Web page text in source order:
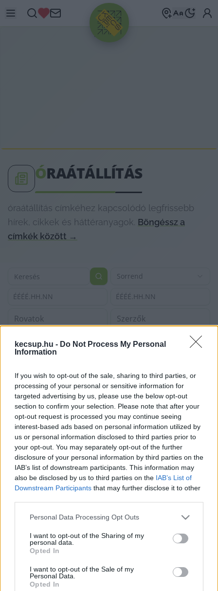
kecsup.hu - Do Not Process My Personal
Information
If you wish to opt-out of the sale, sharing to third parties, or
processing of your personal or sensitive information for
targeted advertising by us, please use the below opt-out
section to confirm your selection. Please note that after your
opt-out request is processed you may continue seeing
interest-based ads based on personal information utilized by
us or personal information disclosed to third parties prior to
your opt-out. You may separately opt-out of the further
disclosure of your personal information by third parties on the
IAB’s list of downstream participants. This information may
also be disclosed by us to third parties on the IAB’s List of
Downstream Participants that may further disclose it to other
Please note that this website/app uses one or more Google
not limited to your visit or usage behaviour. You may click to
grant or deny consent to Google and its third-party tags to
use your data for below specified purposes in below Google
consent section.
Personal Data Processing Opt Outs
I want to opt-out of the Sharing of my
personal data.
Opted In
I want to opt-out of the Sale of my
Personal Data.
Opted In
HIRDETÉS
ÓRAÁTÁLLÍTÁS
óraátállítás címkéhez kapcsolódó legfrissebb
hírek, cikkek és háttéranyagok. Böngéssz a
címkék között →
Sorrend
ÉÉÉÉ.HH.NN ÉÉÉÉ.HH.NN
Egy órával kevesebbet alszunk a
hétvégén, cserébe este tovább lesz
világos
A tavasz beköszöntét több mindenhez köthetjük, de talán a
legmarkánsabb választóvonal, amikor március utolsó
hétvégéjén szombatról vasárnapra virradóra
Lapszemle 2026. 03. 28.